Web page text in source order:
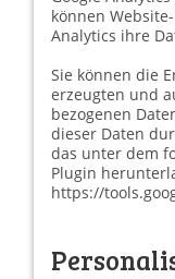
können
Analytics ihre
Sie können die
erzeugten und
bezogenen
dieser Daten
das unter dem
Plugin
https://